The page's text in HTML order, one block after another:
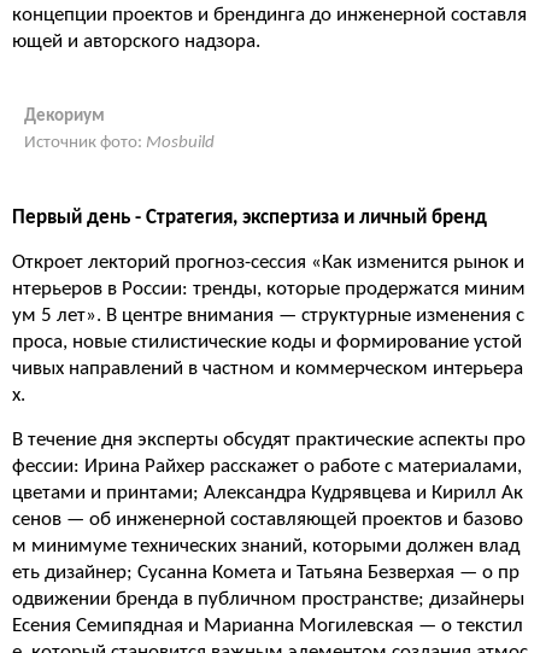
концепции проектов и брендинга до инженерной составля
ющей и авторского надзора.
Декориум
Источник фото: Mosbuild
Первый день - Стратегия, экспертиза и личный бренд
Откроет лекторий прогноз-сессия «Как изменится рынок и
нтерьеров в России: тренды, которые продержатся миним
ум 5 лет». В центре внимания — структурные изменения с
проса, новые стилистические коды и формирование устой
чивых направлений в частном и коммерческом интерьера
х.
В течение дня эксперты обсудят практические аспекты про
фессии: Ирина Райхер расскажет о работе с материалами,
цветами и принтами; Александра Кудрявцева и Кирилл Ак
сенов — об инженерной составляющей проектов и базово
м минимуме технических знаний, которыми должен влад
еть дизайнер; Сусанна Комета и Татьяна Безверхая — о пр
одвижении бренда в публичном пространстве; дизайнеры
Есения Семипядная и Марианна Могилевская — о текстил